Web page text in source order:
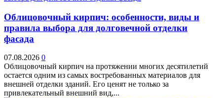
Облицовочный кирпич: особенности, виды и
правила выбора для долговечной отделки
фасада
07.08.2026 0
Облицовочный кирпич на протяжении многих десятилетий
остается одним из самых востребованных материалов для
внешней отделки зданий. Его ценят не только за
привлекательный внешний вид,...